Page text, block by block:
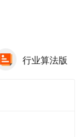
行业算法版